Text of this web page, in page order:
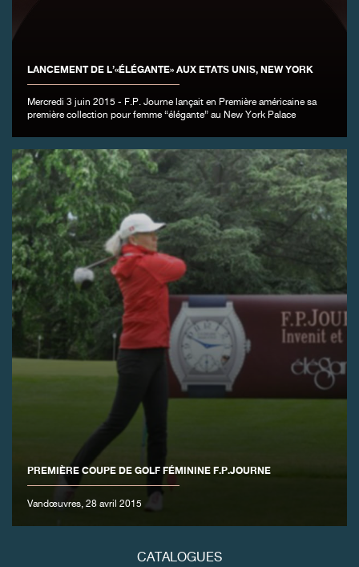
LANCEMENT DE L’«ÉLÉGANTE» AUX ETATS UNIS, NEW YORK
Mercredi 3 juin 2015 - F.P. Journe lançait en Première américaine sa
première collection pour femme “élégante” au New York Palace
PREMIÈRE COUPE DE GOLF FÉMININE F.P.JOURNE
Vandœuvres, 28 avril 2015
CATALOGUES
FAUX
FAUX
FAUX